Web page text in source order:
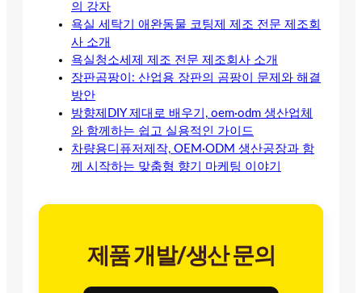
의 강자
욕실 세탁기 애완동물 코팅제 제조 전문 제조회
사 소개
욕실청소세제 제조 전문 제조회사 소개
장판곰팡이: 산업용 장판의 곰팡이 문제와 해결
방안
방향제DIY 제대로 배우기, oem·odm 생산업체
와 함께하는 쉽고 실용적인 가이드
차량용디퓨저제작, OEM·ODM 생산공장과 함
께 시작하는 맞춤형 향기 마케팅 이야기
제품 개발/생산 문의